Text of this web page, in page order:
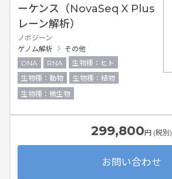
ーケンス（NovaSeq X Plus
レーン解析）
ノボジーン
ゲノム解析
その他
DNA
RNA
生物種：ヒト
生物種：動物
生物種：植物
生物種：微生物
299,800円 (税別)
お問い合わせ